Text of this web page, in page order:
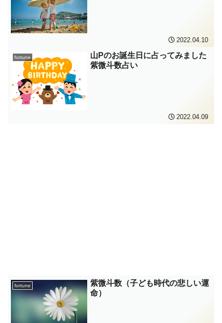
2022.04.10
fortune
山Pのお誕生日に占ってみました
紫微斗数占い
2022.04.09
fortune
紫微斗数（子ども時代の悲しい運
命）